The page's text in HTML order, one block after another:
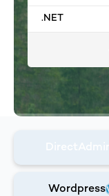
.NET
Wordpress